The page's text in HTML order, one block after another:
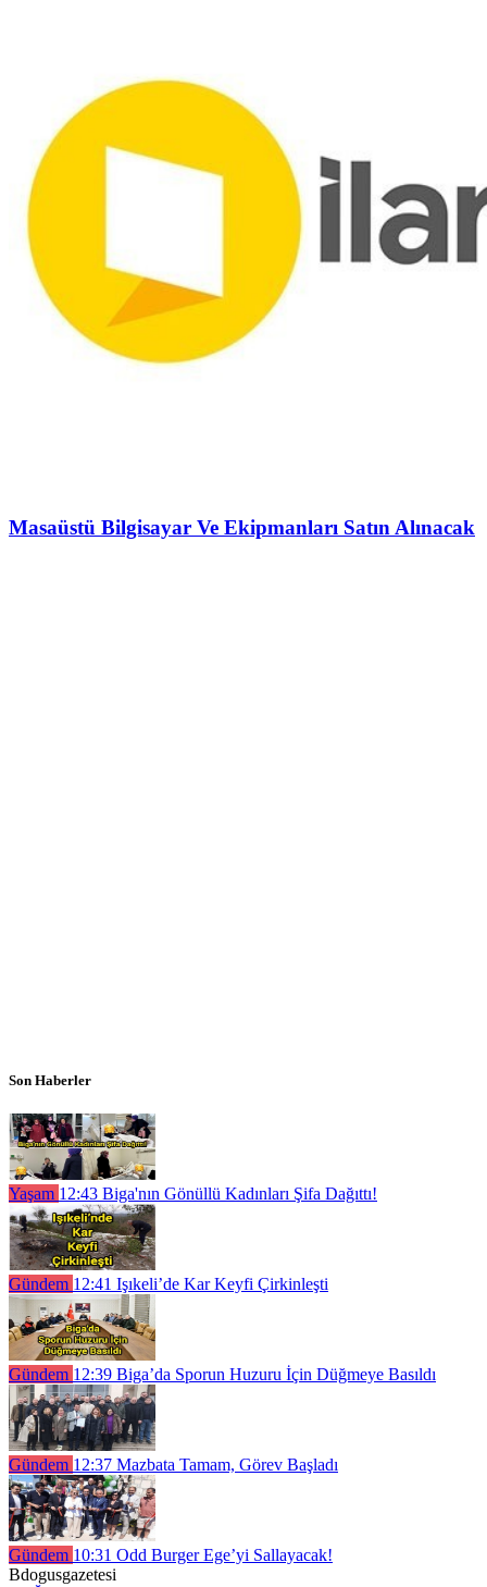
Masaüstü Bilgisayar Ve Ekipmanları Satın Alınacak
Son Haberler
Yaşam 12:43 Biga'nın Gönüllü Kadınları Şifa Dağıttı!
Gündem 12:41 Işıkeli’de Kar Keyfi Çirkinleşti
Gündem 12:39 Biga’da Sporun Huzuru İçin Düğmeye Basıldı
Gündem 12:37 Mazbata Tamam, Görev Başladı
Gündem 10:31 Odd Burger Ege’yi Sallayacak!
Bdogusgazetesi